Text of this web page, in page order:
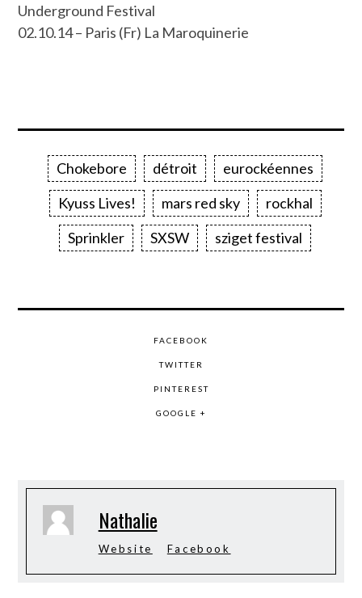
Underground Festival
02.10.14 – Paris (Fr) La Maroquinerie
Chokebore détroit
eurockéennes
Kyuss Lives!
mars red sky
rockhal
Sprinkler
SXSW sziget festival
FACEBOOK
TWITTER
PINTEREST
GOOGLE +
Nathalie
Website Facebook